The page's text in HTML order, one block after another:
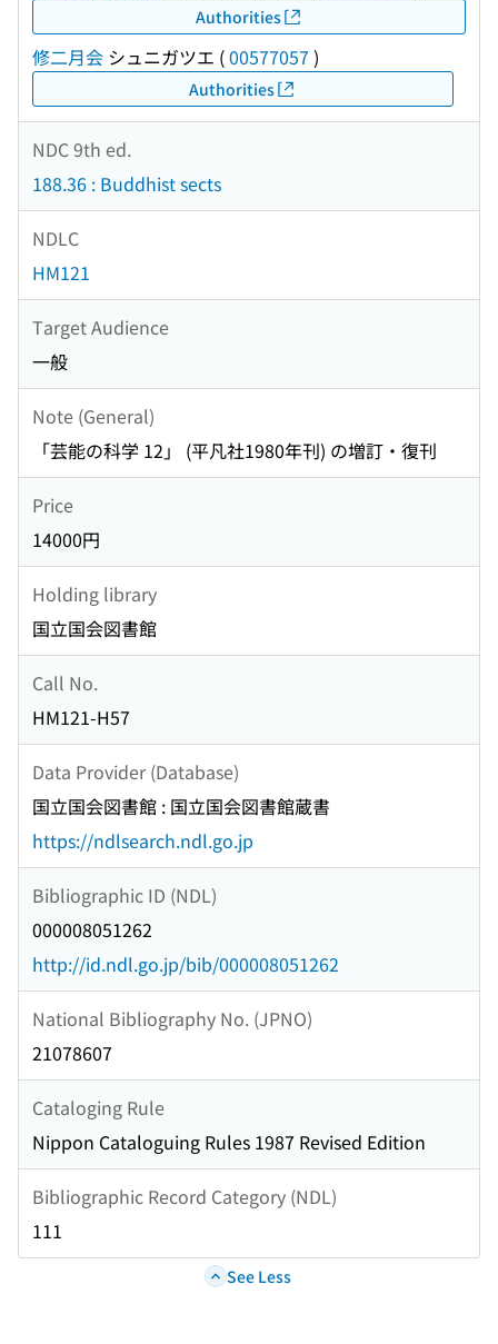
Authorities
修二月会 シュニガツエ (00577057 )
Authorities
NDC 9th ed.
188.36 : Buddhist sects
NDLC
HM121
Target Audience
一般
Note (General)
「芸能の科学 12」 (平凡社1980年刊) の増訂・復刊
Price
14000円
Holding library
国立国会図書館
Call No.
HM121-H57
Data Provider (Database)
国立国会図書館 : 国立国会図書館蔵書
https://ndlsearch.ndl.go.jp
Bibliographic ID (NDL)
000008051262
http://id.ndl.go.jp/bib/000008051262
National Bibliography No. (JPNO)
21078607
Cataloging Rule
Nippon Cataloguing Rules 1987 Revised Edition
Bibliographic Record Category (NDL)
111
See Less